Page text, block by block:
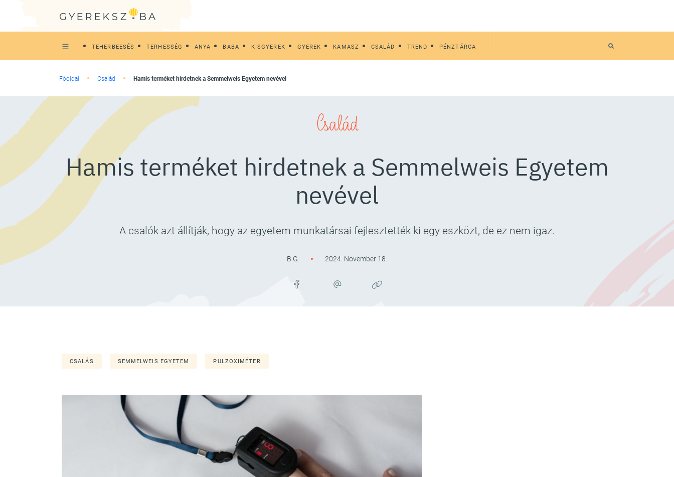
TEHERBEESÉS TERHESSÉG ANYA BABA KISGYEREK GYEREK KAMASZ CSALÁD TREND PÉNZTÁRCA
Főoldal Család Hamis terméket hirdetnek a Semmelweis Egyetem nevével
Család
Hamis terméket hirdetnek a Semmelweis Egyetem
nevével
A csalók azt állítják, hogy az egyetem munkatársai fejlesztették ki egy eszközt, de ez nem igaz.
B.G. 2024. November 18.
CSALÁS SEMMELWEIS EGYETEM PULZOXIMÉTER